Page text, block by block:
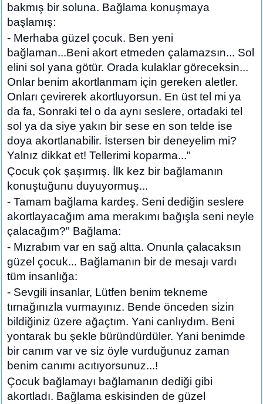
bakmış bir soluna. Bağlama konuşmaya
başlamış:
- Merhaba güzel çocuk. Ben yeni
bağlaman...Beni akort etmeden çalamazsın... Sol
elini sol yana götür. Orada kulaklar göreceksin...
Onlar benim akortlanmam için gereken aletler.
Onları çevirerek akortluyorsun. En üst tel mi ya
da fa, Sonraki tel o da aynı seslere, ortadaki tel
sol ya da siye yakın bir sese en son telde ise
doya akortlanabilir. İstersen bir deneyelim mi?
Yalnız dikkat et! Tellerimi koparma..."
Çocuk çok şaşırmış. İlk kez bir bağlamanın
konuştuğunu duyuyormuş...
- Tamam bağlama kardeş. Seni dediğin seslere
akortlayacağım ama merakımı bağışla seni neyle
çalacağım?" Bağlama:
- Mızrabım var en sağ altta. Onunla çalacaksın
güzel çocuk... Bağlamanın bir de mesajı vardı
tüm insanlığa:
- Sevgili insanlar, Lütfen benim tekneme
tırnağınızla vurmayınız. Bende önceden sizin
bildiğiniz üzere ağaçtım. Yani canlıydım. Beni
yontarak bu şekle büründürdüler. Yani benimde
bir canım var ve siz öyle vurduğunuz zaman
benim canımı acıtıyorsunuz...!
Çocuk bağlamayı bağlamanın dediği gibi
akortladı. Bağlama eskisinden de güzel